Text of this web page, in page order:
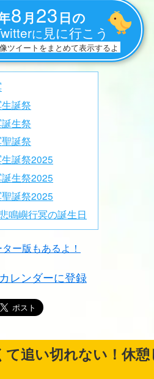
8月23 日の
に 見に行こう
ツイートをまとめて表示するよ
誕祭
生祭
誕祭
誕祭2025
生祭2025
誕祭2025
鳴嶼行冥の誕生日
ー版もあるよ！
レンダーに登録
追い切れない！休